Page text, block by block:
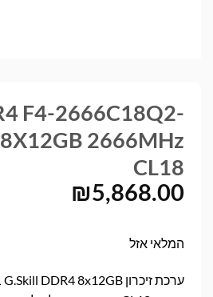
F4-2666C18Q2-
2666MHz
CL18
₪5,868.00
המלאי אזל